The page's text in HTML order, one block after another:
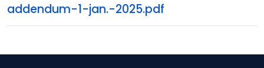
addendum-1-jan.-2025.pdf